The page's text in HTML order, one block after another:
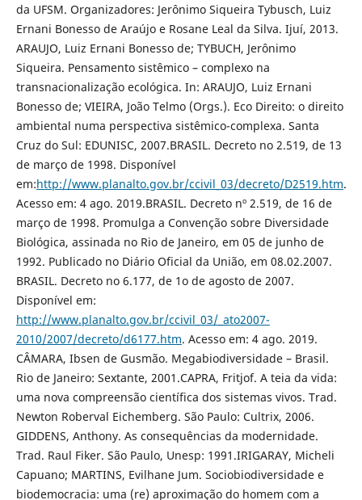
da UFSM. Organizadores: Jerônimo Siqueira Tybusch, Luiz
Ernani Bonesso de Araújo e Rosane Leal da Silva. Ijuí, 2013.
ARAUJO, Luiz Ernani Bonesso de; TYBUCH, Jerônimo
Siqueira. Pensamento sistêmico – complexo na
transnacionalização ecológica. In: ARAUJO, Luiz Ernani
Bonesso de; VIEIRA, João Telmo (Orgs.). Eco Direito: o direito
ambiental numa perspectiva sistêmico-complexa. Santa
Cruz do Sul: EDUNISC, 2007.BRASIL. Decreto no 2.519, de 13
de março de 1998. Disponível
em:http://www.planalto.gov.br/ccivil_03/decreto/D2519.htm.
Acesso em: 4 ago. 2019.BRASIL. Decreto nº 2.519, de 16 de
março de 1998. Promulga a Convenção sobre Diversidade
Biológica, assinada no Rio de Janeiro, em 05 de junho de
1992. Publicado no Diário Oficial da União, em 08.02.2007.
BRASIL. Decreto no 6.177, de 1o de agosto de 2007.
Disponível em:
http://www.planalto.gov.br/ccivil_03/_ato2007-
2010/2007/decreto/d6177.htm. Acesso em: 4 ago. 2019.
CÂMARA, Ibsen de Gusmão. Megabiodiversidade – Brasil.
Rio de Janeiro: Sextante, 2001.CAPRA, Fritjof. A teia da vida:
uma nova compreensão científica dos sistemas vivos. Trad.
Newton Roberval Eichemberg. São Paulo: Cultrix, 2006.
GIDDENS, Anthony. As consequências da modernidade.
Trad. Raul Fiker. São Paulo, Unesp: 1991.IRIGARAY, Micheli
Capuano; MARTINS, Evilhane Jum. Sociobiodiversidade e
biodemocracia: uma (re) aproximação do homem com a